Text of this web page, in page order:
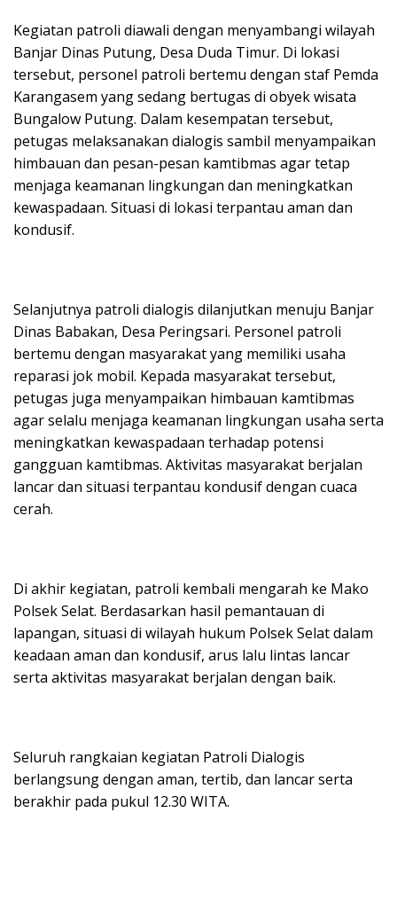
Kegiatan patroli diawali dengan menyambangi wilayah
Banjar Dinas Putung, Desa Duda Timur. Di lokasi
tersebut, personel patroli bertemu dengan staf Pemda
Karangasem yang sedang bertugas di obyek wisata
Bungalow Putung. Dalam kesempatan tersebut,
petugas melaksanakan dialogis sambil menyampaikan
himbauan dan pesan-pesan kamtibmas agar tetap
menjaga keamanan lingkungan dan meningkatkan
kewaspadaan. Situasi di lokasi terpantau aman dan
kondusif.
Selanjutnya patroli dialogis dilanjutkan menuju Banjar
Dinas Babakan, Desa Peringsari. Personel patroli
bertemu dengan masyarakat yang memiliki usaha
reparasi jok mobil. Kepada masyarakat tersebut,
petugas juga menyampaikan himbauan kamtibmas
agar selalu menjaga keamanan lingkungan usaha serta
meningkatkan kewaspadaan terhadap potensi
gangguan kamtibmas. Aktivitas masyarakat berjalan
lancar dan situasi terpantau kondusif dengan cuaca
cerah.
Di akhir kegiatan, patroli kembali mengarah ke Mako
Polsek Selat. Berdasarkan hasil pemantauan di
lapangan, situasi di wilayah hukum Polsek Selat dalam
keadaan aman dan kondusif, arus lalu lintas lancar
serta aktivitas masyarakat berjalan dengan baik.
Seluruh rangkaian kegiatan Patroli Dialogis
berlangsung dengan aman, tertib, dan lancar serta
berakhir pada pukul 12.30 WITA.